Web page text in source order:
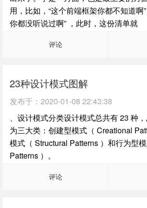
用，比如，“这个前端框架你都不知道啊
你都没听说过啊” ，此时，这份清单就
评论
23种设计模式图解
发布于： 2020-01-08 22:43:38
、设计模式分类设计模式总共有 23 种
为三大类：创建型模式（ Creational
模式（ Structural Patterns ）和行为型
Patterns ）。
评论